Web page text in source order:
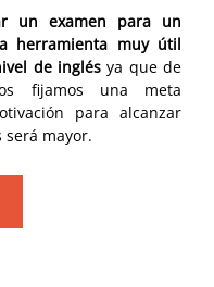
un examen para un
herramienta muy útil
de inglésya que de
fijamos una meta
para alcanzar
será mayor.